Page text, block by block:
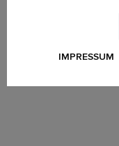
IMPRESSUM